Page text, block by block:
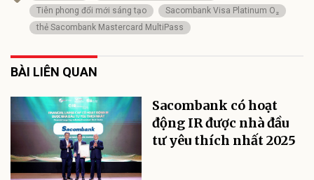
Tiên phong đổi mới sáng tạo
Sacombank Visa Platinum O₂
thẻ Sacombank Mastercard MultiPass
BÀI LIÊN QUAN
Sacombank có hoạt
động IR được nhà đầu
tư yêu thích nhất 2025